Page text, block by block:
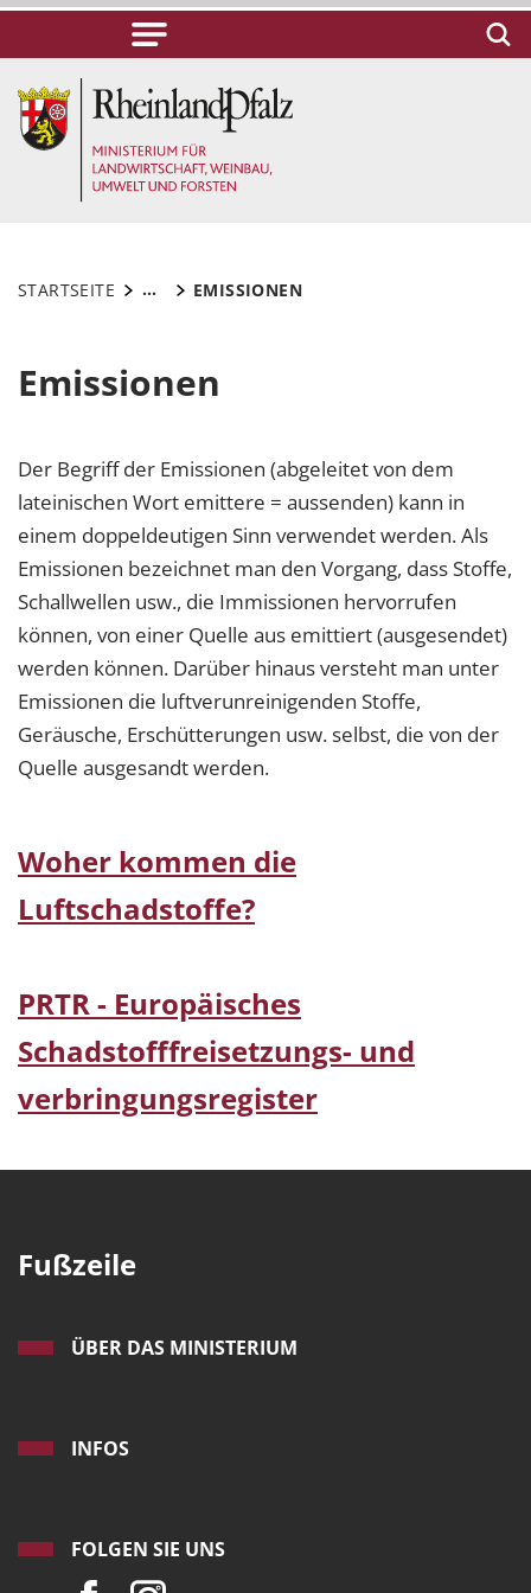
STARTSEITE ... EMISSIONEN
Emissionen
Der Begriff der Emissionen (abgeleitet von dem
lateinischen Wort emittere = aussenden) kann in
einem doppeldeutigen Sinn verwendet werden. Als
Emissionen bezeichnet man den Vorgang, dass Stoffe,
Schallwellen usw., die Immissionen hervorrufen
können, von einer Quelle aus emittiert (ausgesendet)
werden können. Darüber hinaus versteht man unter
Emissionen die luftverunreinigenden Stoffe,
Geräusche, Erschütterungen usw. selbst, die von der
Quelle ausgesandt werden.
Woher kommen die
Luftschadstoffe?
PRTR - Europäisches
Schadstofffreisetzungs- und
verbringungsregister
Fußzeile
ÜBER DAS MINISTERIUM
INFOS
FOLGEN SIE UNS